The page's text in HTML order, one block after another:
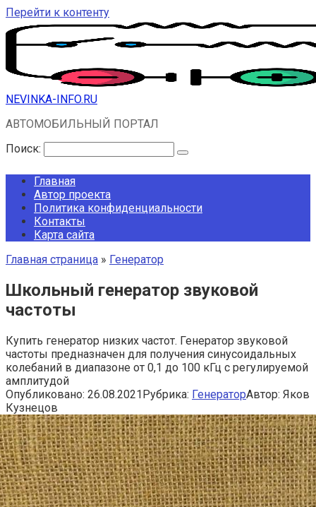
Перейти к контенту
NEVINKA-INFO.RU
АВТОМОБИЛЬНЫЙ ПОРТАЛ
Поиск:
Главная
Автор проекта
Политика конфиденциальности
Контакты
Карта сайта
Главная страница » Генератор
Школьный генератор звуковой
частоты
Купить генератор низких частот. Генератор звуковой
частоты предназначен для получения синусоидальных
колебаний в диапазоне от 0,1 до 100 кГц с регулируемой
амплитудой
Опубликовано: 26.08.2021Рубрика: ГенераторАвтор: Яков
Кузнецов